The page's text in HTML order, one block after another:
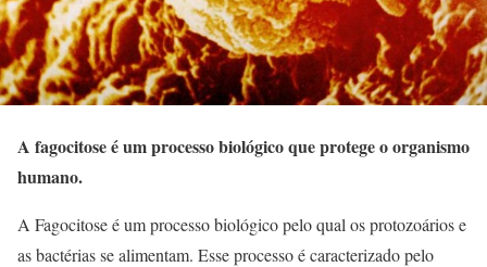
A fagocitose é um processo biológico que protege o organismo
humano.
A Fagocitose é um processo biológico pelo qual os protozoários e
as bactérias se alimentam. Esse processo é caracterizado pelo